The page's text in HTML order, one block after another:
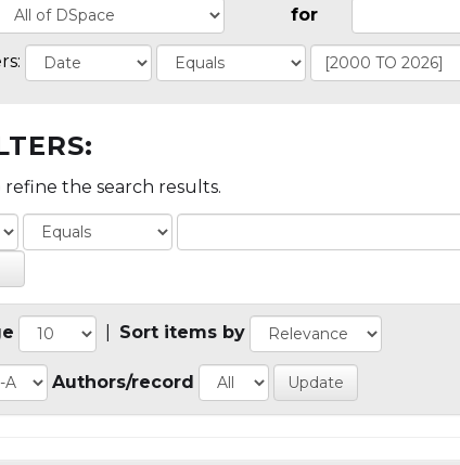
for
refine the search results.
Sort items by
Authors/record